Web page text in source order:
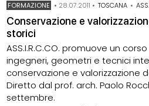
FORMAZIONE • 28.07.2011 • TOSCANA •
Conservazione e
storici
ASS.I.R.C.CO. promuove un
ingegneri, geometri e tecnici
conservazione e valorizzazione
Diretto dal prof. arch. Paolo
settembre.